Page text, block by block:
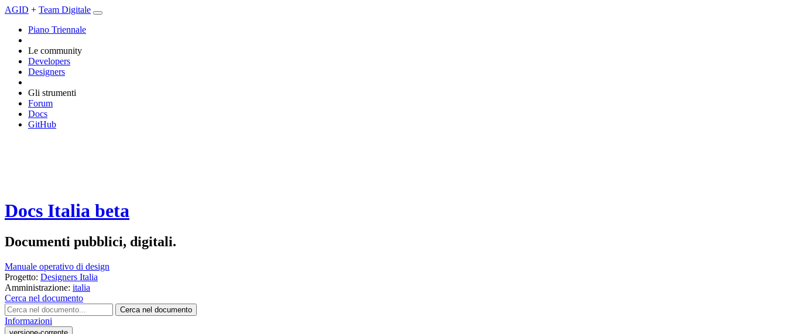
AGID + Team Digitale
Piano Triennale
Le community
Developers
Designers
Gli strumenti
Forum
Docs
GitHub
Docs Italia beta
Documenti pubblici, digitali.
Manuale operativo di design
Progetto: Designers Italia
Amministrazione: italia
Cerca nel documento
Cerca nel documento
Informazioni